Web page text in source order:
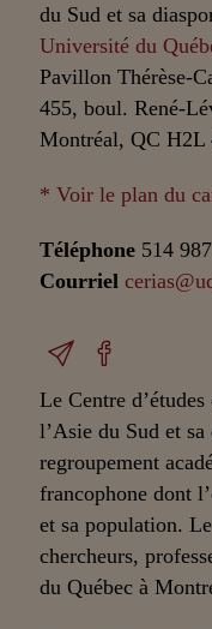
du Sud et sa
Université du
Pavillon Thérèse-
455, boul. René-
Montréal, QC H2L
* Voir le plan du
Téléphone 514
Courriel
Le Centre
l’Asie du Sud et
regroupement
francophone dont
et sa population.
chercheurs,
du Québec à